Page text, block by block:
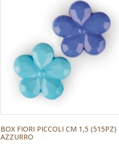
BOX FIORI PICCOLI CM 1,5 (515PZ)
AZZURRO